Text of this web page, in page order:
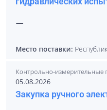
—
Место поставки:
Контрольно-измерительные
05.08.2026
Закупка ручного